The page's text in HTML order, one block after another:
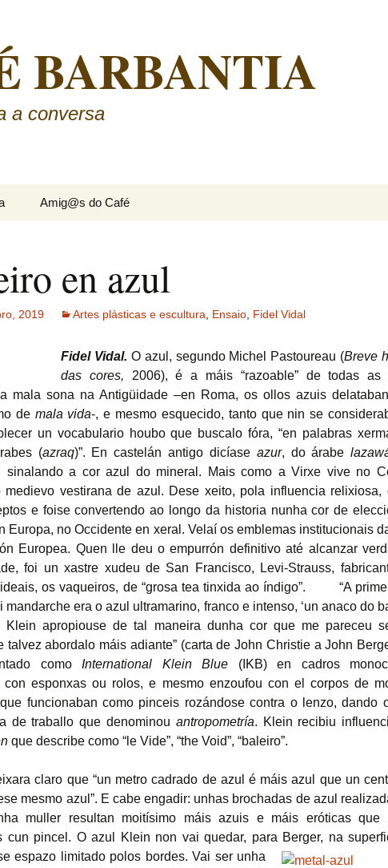
BARBANTIA
a conversa
Amig@s do Café
en azul
2019 Artes plásticas e escultura Ensaio Fidel Vidal
Fidel Vidal. O azul, segundo Michel Pastoureau (Breve
das cores, 2006), é a máis “razoable” de todas as
mala sona na Antigüidade –en Roma, os ollos azuis
de mala vida-, e mesmo esquecido, tanto que nin se
un vocabulario houbo que buscalo fóra, “en palabras
(azraq)”. En castelán antigo dicíase azur, do árabe
sinalando a cor azul do mineral. Mais como a Virxe vive no
medievo vestirana de azul. Dese xeito, pola influencia relixiosa,
e foise convertendo ao longo da historia nunha cor de
Europa, no Occidente en xeral. Velaí os emblemas institucionais
Europea. Quen lle deu o empurrón definitivo até alcanzar
foi un xastre xudeu de San Francisco, Levi-Strauss,
os vaqueiros, de “grosa tea tinxida ao índigo”. “A
mandarche era o azul ultramarino, franco e intenso, ‘un anaco do
Klein apropiouse de tal maneira dunha cor que me pareceu
talvez abordalo máis adiante” (carta de John Christie a John
como International Klein Blue (IKB) en cadros
con esponxas ou rolos, e mesmo enzoufou con el corpos de
funcionaban como pinceis rozándose contra o lenzo, dando
de traballo que denominou antropometría. Klein recibiu
que describe como “le Vide”, “the Void”, “baleiro”.
claro que “un metro cadrado de azul é máis azul que un
mesmo azul”. E cabe engadir: unhas brochadas de azul
muller resultan moitísimo máis azuis e máis eróticas que
cun pincel. O azul Klein non vai quedar, para Berger, na
espazo limitado polos bordes. Vai ser unha